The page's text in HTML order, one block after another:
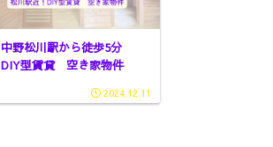
中野松川駅から徒歩5分
DIY型賃貸 空き家物件
2024.12.11